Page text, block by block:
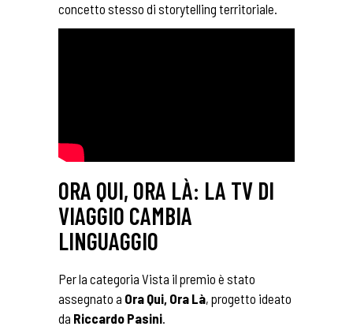
concetto stesso di storytelling territoriale.
ORA QUI, ORA LÀ: LA TV DI
VIAGGIO CAMBIA
LINGUAGGIO
Per la categoria Vista il premio è stato
assegnato a Ora Qui, Ora Là, progetto ideato
da Riccardo Pasini.